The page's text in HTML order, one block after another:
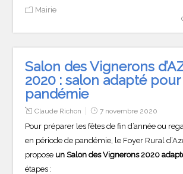
Mairie
Salon des Vignerons
2020 : salon adapté
pandémie
Claude Richon 7 novembre 2020
Pour préparer les fêtes de fin d’année ou
en période de pandémie, le Foyer Rural
propose un Salon des Vignerons 2020
étapes